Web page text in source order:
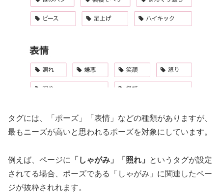
タグには、「ポーズ」「表情」などの種類がありますが、
最もニーズが高いと思われるポーズを対象にしています。
例えば、ページに 「しゃがみ」「照れ」
というタグが設定
されてる場合、ポーズである「しゃがみ」に関連したペー
ジが抜粋されれます。